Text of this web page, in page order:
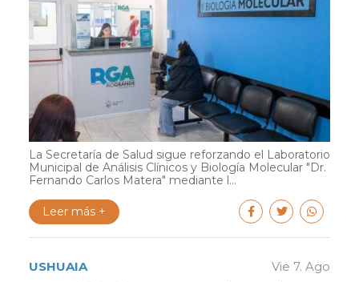
La Secretaría de Salud sigue reforzando el Laboratorio
Municipal de Análisis Clínicos y Biología Molecular "Dr.
Fernando Carlos Matera" mediante l...
Leer más +
USHUAIA Vie 7. Ago